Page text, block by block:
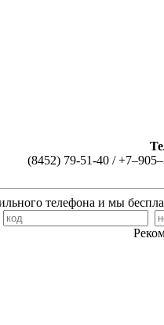
(8452) 79-51-40 /
телефона и мы